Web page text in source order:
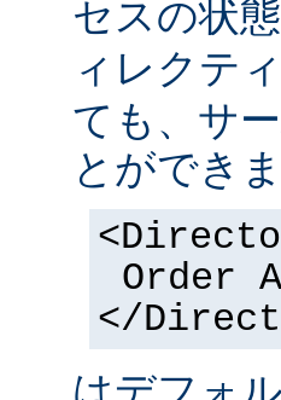
セスの状
ィレクテ
ても、サ
とができ
Order
</
はデフォ